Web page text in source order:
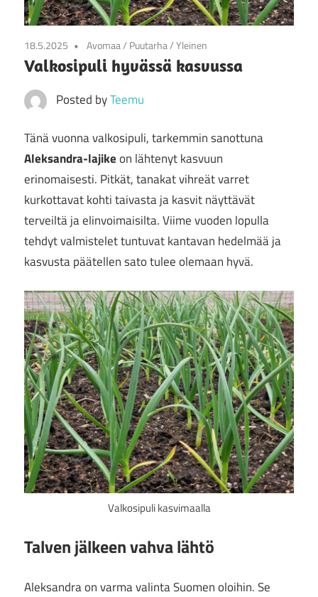
18.5.2025 Avomaa/ Puutarha/Yleinen
Valkosipuli hyvässä kasvussa
Posted byTeemu
Tänä vuonna valkosipuli, tarkemmin sanottuna
Aleksandra-lajikeon lähtenyt kasvuun
erinomaisesti. Pitkät, tanakat vihreät varret
kurkottavat kohti taivasta ja kasvit näyttävät
terveiltä ja elinvoimaisilta. Viime vuoden lopulla
tehdyt valmistelet tuntuvat kantavan hedelmää ja
kasvusta päätellen sato tulee olemaan hyvä.
Valkosipuli kasvimaalla
Talven jälkeen vahva lähtö
Aleksandra on varma valinta Suomen oloihin. Se